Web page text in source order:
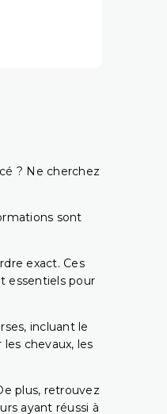
? Ne cherchez
sont
exact. Ces
essentiels pour
incluant le
chevaux, les
plus, retrouvez
ayant réussi à